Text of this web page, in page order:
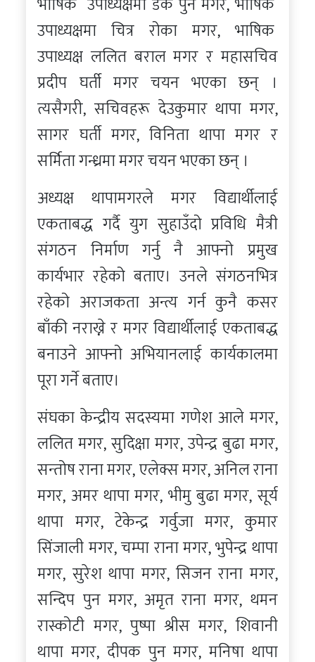
उपाध्यक्षमा चित्र रोका मगर, भाषिक
उपाध्यक्ष ललित बराल मगर र महासचिव
प्रदीप घर्ती मगर चयन भएका छन् ।
त्यसैगरी, सचिवहरू देउकुमार थापा मगर,
सागर घर्ती मगर, विनिता थापा मगर र
सर्मिता गन्ध्रमा मगर चयन भएका छन् ।
अध्यक्ष थापामगरले मगर विद्यार्थीलाई
एकताबद्ध गर्दै युग सुहाउँदो प्रविधि मैत्री
संगठन निर्माण गर्नु नै आफ्नो प्रमुख
कार्यभार रहेको बताए। उनले संगठनभित्र
रहेको अराजकता अन्त्य गर्न कुनै कसर
बाँकी नराख्ने र मगर विद्यार्थीलाई एकताबद्ध
बनाउने आफ्नो अभियानलाई कार्यकालमा
पूरा गर्ने बताए।
संघका केन्द्रीय सदस्यमा गणेश आले मगर,
ललित मगर, सुदिक्षा मगर, उपेन्द्र बुढा मगर,
सन्तोष राना मगर, एलेक्स मगर, अनिल राना
मगर, अमर थापा मगर, भीमु बुढा मगर, सूर्य
थापा मगर, टेकेन्द्र गर्वुजा मगर, कुमार
सिंजाली मगर, चम्पा राना मगर, भुपेन्द्र थापा
मगर, सुरेश थापा मगर, सिजन राना मगर,
सन्दिप पुन मगर, अमृत राना मगर, थमन
रास्कोटी मगर, पुष्पा श्रीस मगर, शिवानी
थापा मगर, दीपक पुन मगर, मनिषा थापा